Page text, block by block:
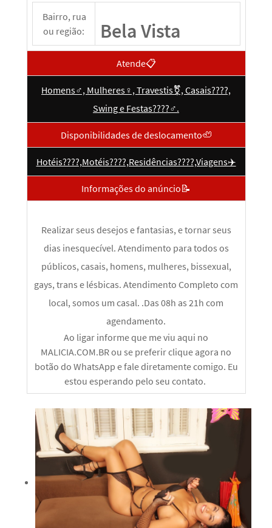
Bairro, rua
ou região:
Bela Vista
Atende📋
Homens♂️, Mulheres♀️, Travestis⚧️, Casais????,
Swing e Festas????‍♂️.
Disponibilidades de deslocamento🦥
Hotéis????,Motéis????,Residências????,Viagens✈️️
Informações do anúncio📝
Realizar seus desejos e fantasias, e tornar seus
dias inesquecível. Atendimento para todos os
públicos, casais, homens, mulheres, bissexual,
gays, trans e lésbicas. Atendimento Completo com
local, somos um casal. .Das 08h as 21h com
agendamento.
Ao ligar informe que me viu aqui no
MALICIA.COM.BR ou se preferir clique agora no
botão do WhatsApp e fale diretamente comigo. Eu
estou esperando pelo seu contato.